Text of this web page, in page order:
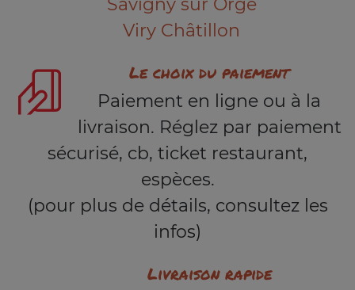
Savigny sur Orge
Viry Châtillon
Le choix du paiement
Paiement en ligne ou à la
livraison. Réglez par paiement
sécurisé, cb, ticket restaurant,
espèces.
(pour plus de détails, consultez les
infos)
Livraison rapide